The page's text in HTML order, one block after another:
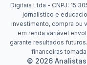
Digitais Ltda - CNPJ:
jornalístico e
investimento, compra ou
em renda variável
garante resultados
financeiras
© 2026